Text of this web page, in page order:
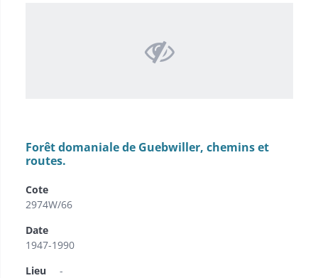
Forêt domaniale de Guebwiller, chemins et
routes.
Cote
2974W/66
Date
1947-1990
Lieu
-